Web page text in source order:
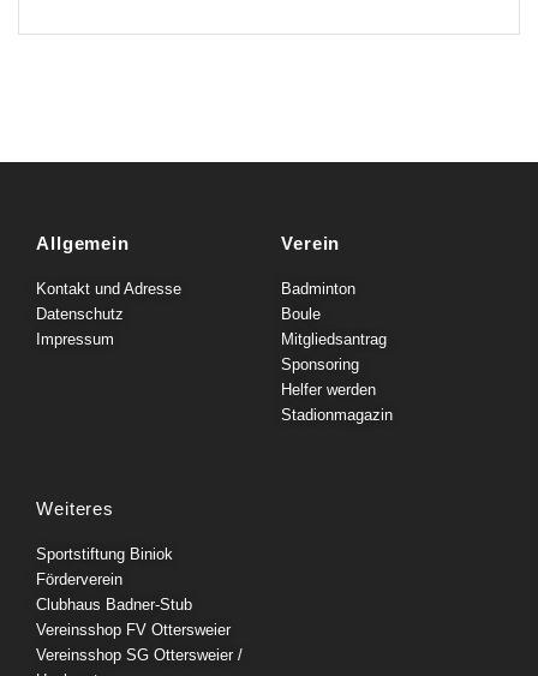
Allgemein
Kontakt und Adresse
Datenschutz
Impressum
Verein
Badminton
Boule
Mitgliedsantrag
Sponsoring
Helfer werden
Stadionmagazin
Weiteres
Sportstiftung Biniok
Förderverein
Clubhaus Badner-Stub
Vereinsshop FV Ottersweier
Vereinsshop SG Ottersweier /